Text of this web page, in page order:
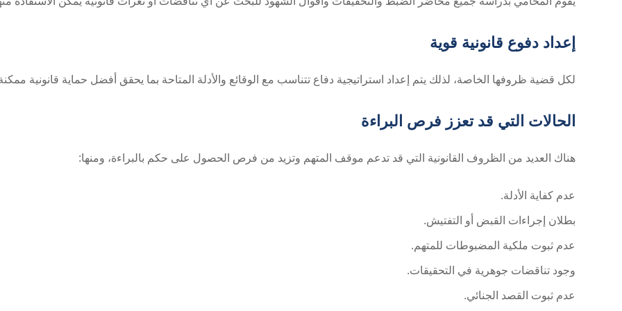
إعداد دفوع قانونية قوية
لكل قضية ظروفها الخاصة، لذلك يتم إعداد استراتيجية دفاع تتناسب مع الوقائع والأدلة المتاحة بما يحقق أفضل حماية قانونية
الحالات التي قد تعزز فرص البراءة
هناك العديد من الظروف القانونية التي قد تدعم موقف المتهم وتزيد من فرص الحصول على حكم بالبراءة، ومنها:
عدم كفاية الأدلة.
بطلان إجراءات القبض أو التفتيش.
عدم ثبوت ملكية المضبوطات للمتهم.
وجود تناقضات جوهرية في التحقيقات.
عدم ثبوت القصد الجنائي.